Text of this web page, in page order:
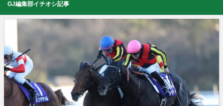
GJ編集部イチオシ記事